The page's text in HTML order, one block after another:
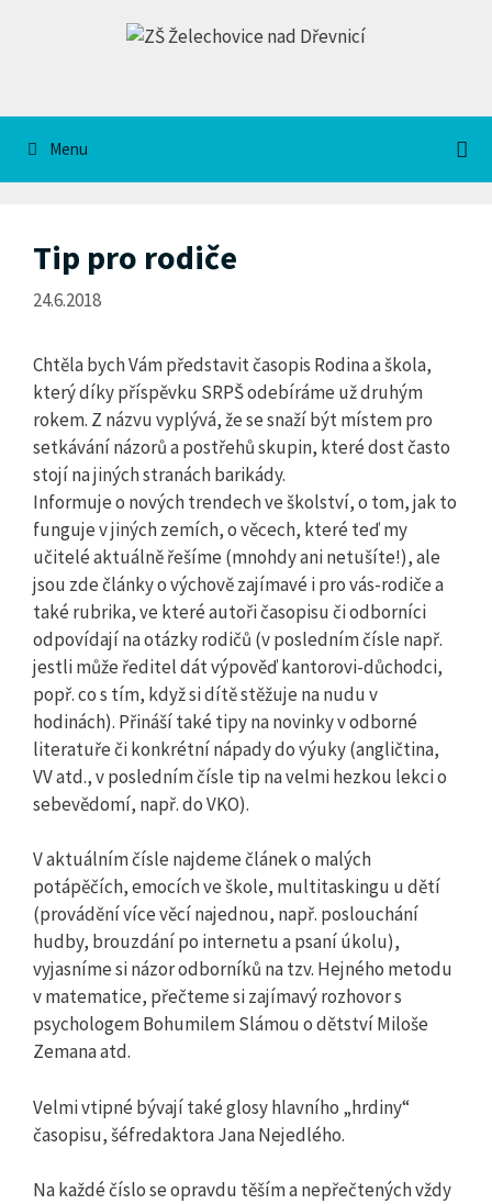
Menu
Tip pro rodiče
24.6.2018
Chtěla bych Vám představit časopis Rodina a škola,
který díky příspěvku SRPŠ odebíráme už druhým
rokem. Z názvu vyplývá, že se snaží být místem pro
setkávání názorů a postřehů skupin, které dost často
stojí na jiných stranách barikády.
Informuje o nových trendech ve školství, o tom, jak to
funguje v jiných zemích, o věcech, které teď my
učitelé aktuálně řešíme (mnohdy ani netušíte!), ale
jsou zde články o výchově zajímavé i pro vás-rodiče a
také rubrika, ve které autoři časopisu či odborníci
odpovídají na otázky rodičů (v posledním čísle např.
jestli může ředitel dát výpověď kantorovi-důchodci,
popř. co s tím, když si dítě stěžuje na nudu v
hodinách). Přináší také tipy na novinky v odborné
literatuře či konkrétní nápady do výuky (angličtina,
VV atd., v posledním čísle tip na velmi hezkou lekci o
sebevědomí, např. do VKO).
V aktuálním čísle najdeme článek o malých
potápěčích, emocích ve škole, multitaskingu u dětí
(provádění více věcí najednou, např. poslouchání
hudby, brouzdání po internetu a psaní úkolu),
vyjasníme si názor odborníků na tzv. Hejného metodu
v matematice, přečteme si zajímavý rozhovor s
psychologem Bohumilem Slámou o dětství Miloše
Zemana atd.
Velmi vtipné bývají také glosy hlavního „hrdiny“
časopisu, šéfredaktora Jana Nejedlého.
Na každé číslo se opravdu těším a nepřečtených vždy